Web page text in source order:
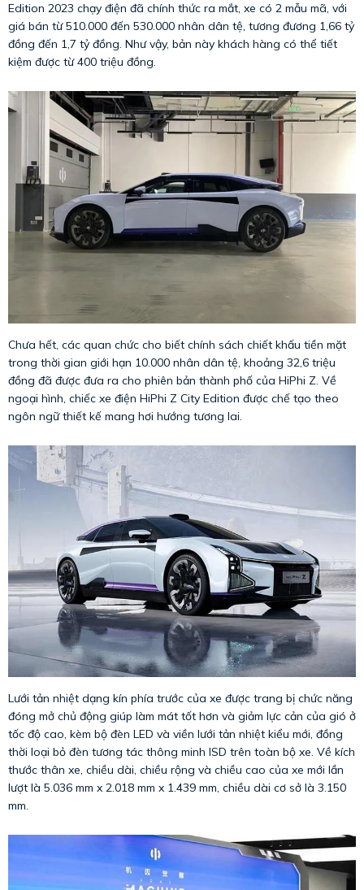
Edition 2023 chạy điện đã chính thức ra mắt, xe có 2 mẫu mã, với
giá bán từ 510.000 đến 530.000 nhân dân tệ, tương đương 1,66 tỷ
đồng đến 1,7 tỷ đồng. Như vậy, bản này khách hàng có thể tiết
kiệm được từ 400 triệu đồng.
Chưa hết, các quan chức cho biết chính sách chiết khấu tiền mặt
trong thời gian giới hạn 10.000 nhân dân tệ, khoảng 32,6 triệu
đồng đã được đưa ra cho phiên bản thành phố của HiPhi Z. Về
ngoại hình, chiếc xe điện HiPhi Z City Edition được chế tạo theo
ngôn ngữ thiết kế mang hơi hướng tương lai.
Lưới tản nhiệt dạng kín phía trước của xe được trang bị chức năng
đóng mở chủ động giúp làm mát tốt hơn và giảm lực cản của gió ở
tốc độ cao, kèm bộ đèn LED và viền lưới tản nhiệt kiểu mới, đồng
thời loại bỏ đèn tương tác thông minh ISD trên toàn bộ xe. Về kích
thước thân xe, chiều dài, chiều rộng và chiều cao của xe mới lần
lượt là 5.036 mm x 2.018 mm x 1.439 mm, chiều dài cơ sở là 3.150
mm.